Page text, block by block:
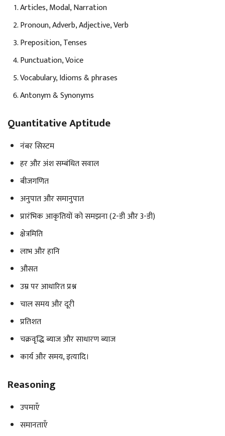
Articles, Modal, Narration
Pronoun, Adverb, Adjective, Verb
Preposition, Tenses
Punctuation, Voice
Vocabulary, Idioms & phrases
Antonym & Synonyms
Quantitative Aptitude
नंबर सिस्टम
हर और अंश सम्बंधित सवाल
बीजगणित
अनुपात और समानुपात
प्रारंभिक आकृतियों को समझना (2-डी और 3-डी)
क्षेत्रमिति
लाभ और हानि
औसत
उम्र पर आधारित प्रश्न
चाल समय और दूरी
प्रतिशत
चक्रवृद्धि ब्याज और साधारण ब्याज
कार्य और समय, इत्यादि।
Reasoning
उपमाएँ
समानताएँ